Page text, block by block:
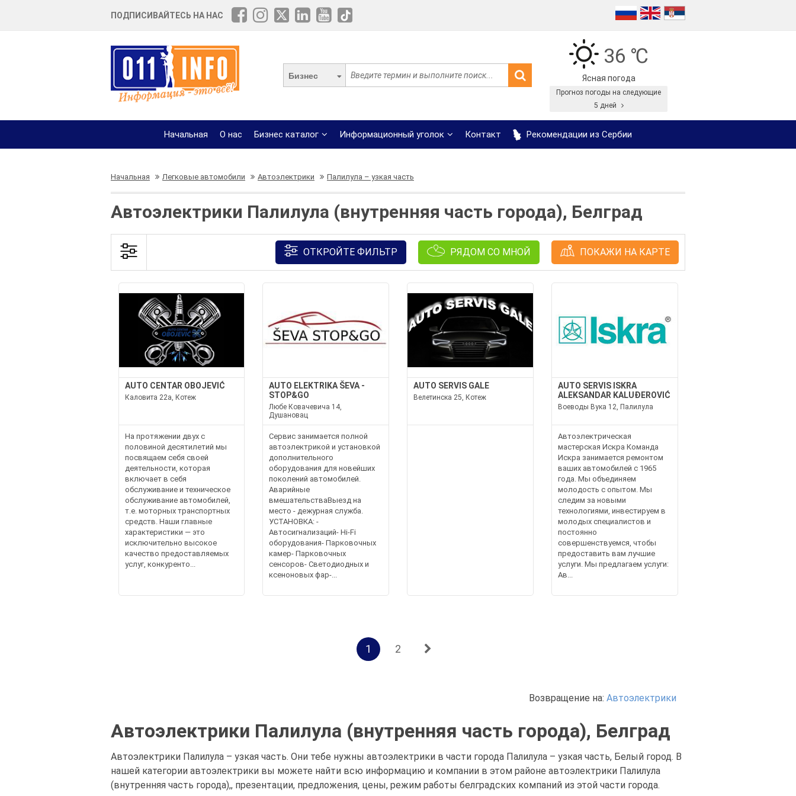
ПОДПИСИВАЙТЕСЬ НА НАС
Бизнес
36 ℃
Ясная погода
Прогноз погоды на следующие
5 дней
Начальная О нас Бизнес каталог Информационный уголок Контакт Рекомендации из Сербии
Начальная Легковые автомобили Автоэлектрики Палилула – узкая часть
Автоэлектрики Палилула (внутренняя часть города), Белград
ОТКРОЙТЕ ФИЛЬТР РЯДОМ СО МНОЙ ПОКАЖИ НА КАРТЕ
AUTO CENTAR OBOJEVIĆ
Каловита 22а, Котеж
На протяжении двух с
половиной десятилетий мы
посвящаем себя своей
деятельности, которая
включает в себя
обслуживание и техническое
обслуживание автомобилей,
т.е. моторных транспортных
средств. Наши главные
характеристики — это
исключительно высокое
качество предоставляемых
услуг, конкуренто...
AUTO ELEKTRIKA ŠEVA -
STOP&GO
Любе Ковачевича 14,
Душановац
Сервис занимается полной
автоэлектрикой и установкой
дополнительного
оборудования для новейших
поколений автомобилей.
Аварийные
вмешательстваВыезд на
место - дежурная служба.
УСТАНОВКА: -
Автосигнализаций- Hi-Fi
оборудования- Парковочных
камер- Парковочных
сенсоров- Светодиодных и
ксеноновых фар-...
AUTO SERVIS GALE
Велетинска 25, Котеж
AUTO SERVIS ISKRA
ALEKSANDAR KALUĐEROVIĆ
Воеводы Вука 12, Палилула
Автоэлектрическая
мастерская Искра Команда
Искра занимается ремонтом
ваших автомобилей с 1965
года. Мы объединяем
молодость с опытом. Мы
следим за новыми
технологиями, инвестируем в
молодых специалистов и
постоянно
совершенствуемся, чтобы
предоставить вам лучшие
услуги. Мы предлагаем услуги:
Ав...
1 2
Возвращение на: Автоэлектрики
Автоэлектрики Палилула (внутренняя часть города), Белград
Автоэлектрики Палилула – узкая часть. Они тебе нужны автоэлектрики в части города Палилула – узкая часть, Белый город. В
нашей категории автоэлектрики вы можете найти всю информацию и компании в этом районе автоэлектрики Палилула
(внутренняя часть города),, презентации, предложения, цены, режим работы белградских компаний из этой части города.